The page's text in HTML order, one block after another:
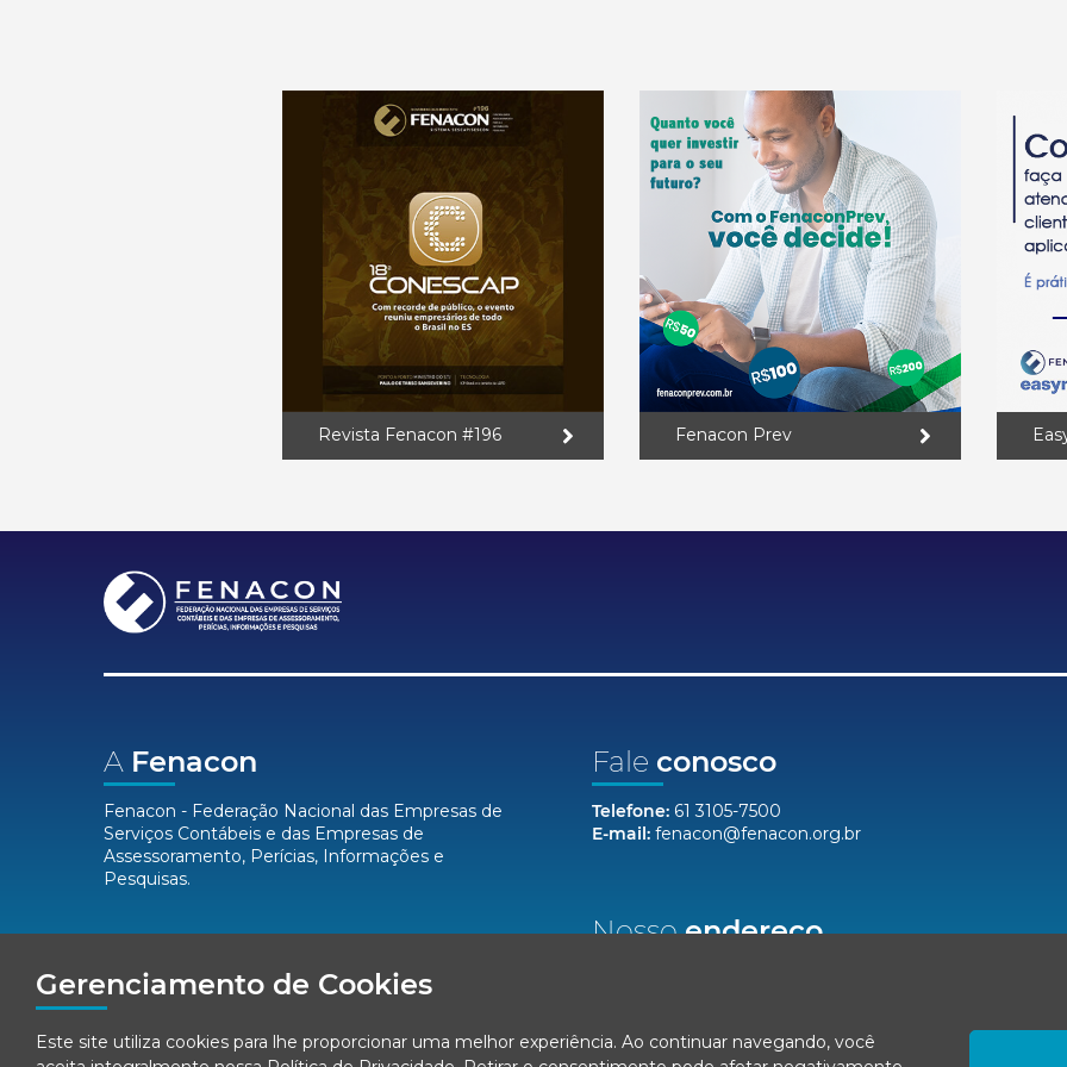
Gerenciamento de Cookies
Este site utiliza cookies para lhe proporcionar uma melhor experiência. Ao continuar navegando, você
Revista Fenacon #196 Fenacon Prev
A Fenacon
Fenacon - Federação Nacional das Empresas de
Serviços Contábeis e das Empresas de
Assessoramento, Perícias, Informações e
Pesquisas.
MídiasSociais
Fale conosco
Telefone: 61 3105-7500
E-mail: fenacon@fenacon.org.br
Nossoendereço